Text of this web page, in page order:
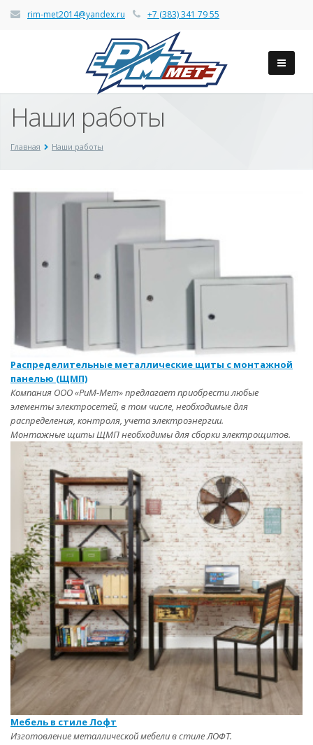
rim-met2014@yandex.ru +7 (383) 341 79 55
Наши работы
Главная Наши работы
Распределительные металлические щиты с монтажной
панелью (ЩМП)
Компания ООО «РиМ-Мет» предлагает приобрести любые
элементы электросетей, в том числе, необходимые для
распределения, контроля, учета электроэнергии.
Монтажные щиты ЩМП необходимы для сборки электрощитов.
Мебель в стиле Лофт
Изготовление металлической мебели в стиле ЛОФТ.